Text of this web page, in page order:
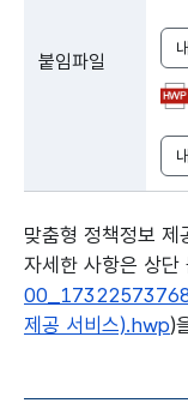
붙임파일
맞춤형 정책정보 제
자세한 사항은 상단
제공 서비스).hwp)